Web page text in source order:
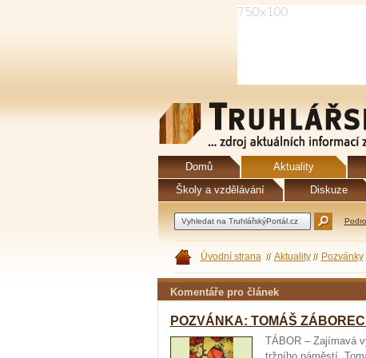
Domů Aktuality
Školy a vzdělávání
Diskuze
Úvodní strana Aktuality Pozvánky
Komentáře pro článek
POZVÁNKA: TOMÁŠ
TÁBOR – Zajímavá